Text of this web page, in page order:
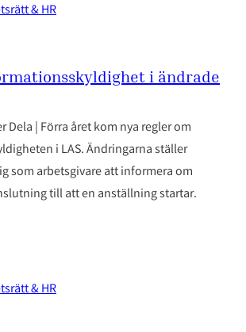
& HR
i ändrade
Dela | Förra året kom nya regler om
i LAS. Ändringarna ställer
som arbetsgivare att informera om
till att en anställning startar.
& HR